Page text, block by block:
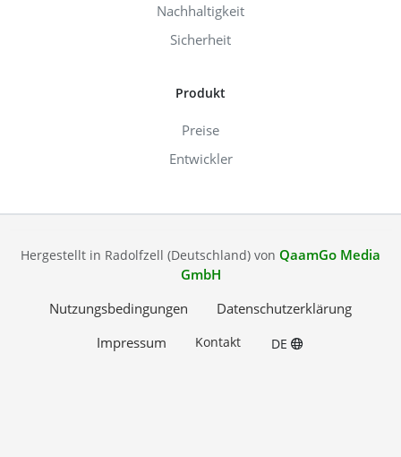
Nachhaltigkeit
Sicherheit
Produkt
Preise
Entwickler
Hergestellt in Radolfzell (Deutschland) von QaamGo Media
GmbH
Nutzungsbedingungen
Datenschutzerklärung
Impressum
Kontakt DE